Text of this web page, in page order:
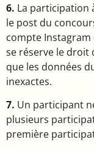
6. La participation
le post du
compte Instagram
se réserve le droit
que les données
inexactes.
7. Un participant
plusieurs
première